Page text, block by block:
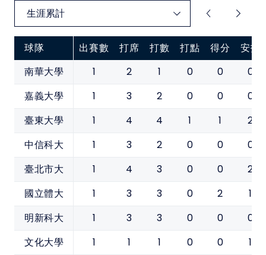
球隊 出賽數 打席 打數 打點 得分
安打
南華大學
1 2 1 0 0 0
嘉義大學 1 3 2 0 0 0
臺東大學 1 4 4 1 1 2
中信科大 1 3 2 0 0 0
臺北市大 1 4 3 0 0 2
國立體大 1 3 3 0 2 1
明新科大 1 3 3 0 0 0
文化大學 1 1 1 0 0 1